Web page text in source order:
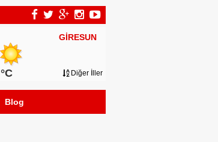
GİRESUN
°C Diğer İller
Blog